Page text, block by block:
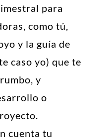
para
como tú,
y la guía de
caso yo) que te
y
o
cuenta tu